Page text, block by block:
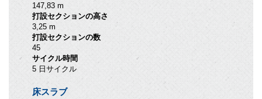
147,83 m
打設セクションの高さ
3,25 m
打設セクションの数
45
サイクル時間
5 日サイクル
床スラブ